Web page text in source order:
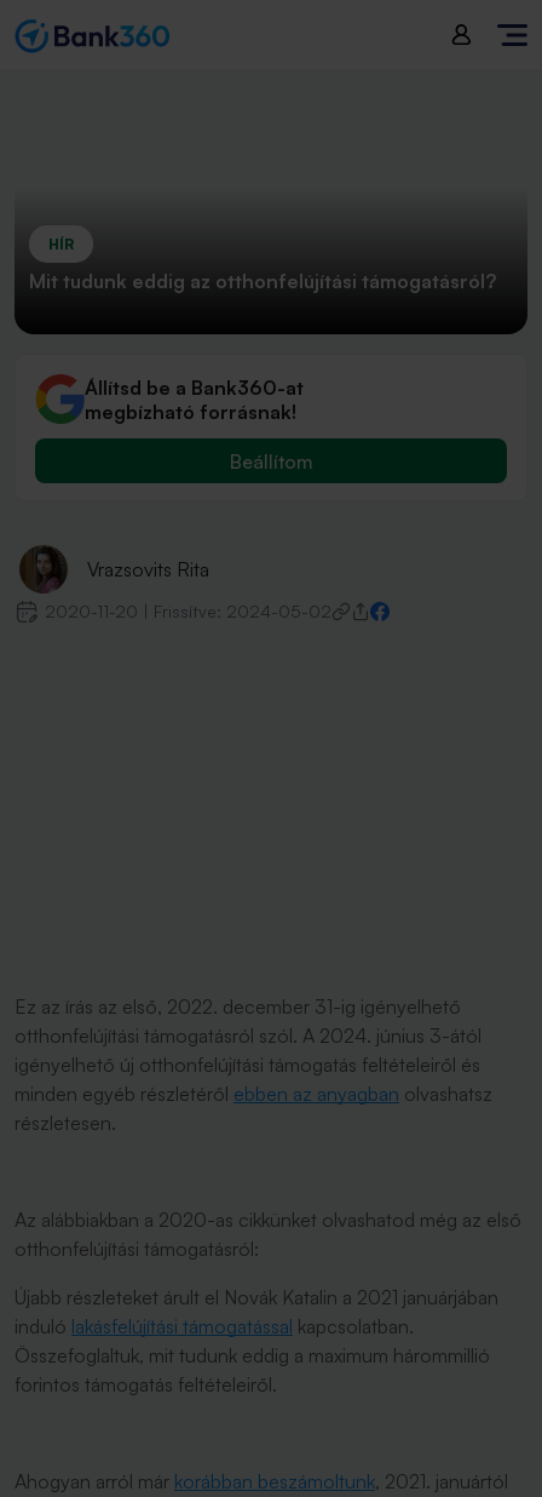
HÍR
Mit tudunk eddig az otthonfelújítási támogatásról?
Állítsd be a Bank360-at
megbízható forrásnak!
Beállítom
Vrazsovits Rita
2020-11-20 Frissítve: 2024-05-02
Ez az írás az első, 2022. december 31-ig igényelhető
otthonfelújítási támogatásról szól. A 2024. június 3-ától
igényelhető új otthonfelújítási támogatás feltételeiről és
minden egyéb részletéről ebben az anyagban olvashatsz
részletesen.
Az alábbiakban a 2020-as cikkünket olvashatod még az első
otthonfelújítási támogatásról:
Újabb részleteket árult el Novák Katalin a 2021 januárjában
induló lakásfelújítási támogatással kapcsolatban.
Összefoglaltuk, mit tudunk eddig a maximum hárommillió
forintos támogatás feltételeiről.
Ahogyan arról már korábban beszámoltunk, 2021. januártól